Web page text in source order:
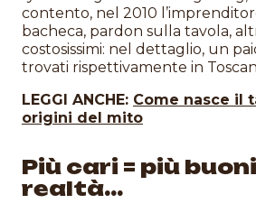
contento, nel 2010
bacheca, pardon sulla tavola,
costosissimi: nel dettaglio, un
trovati rispettivamente in
LEGGI ANCHE: Come nasce il
origini del mito
Più cari = più
realtà…